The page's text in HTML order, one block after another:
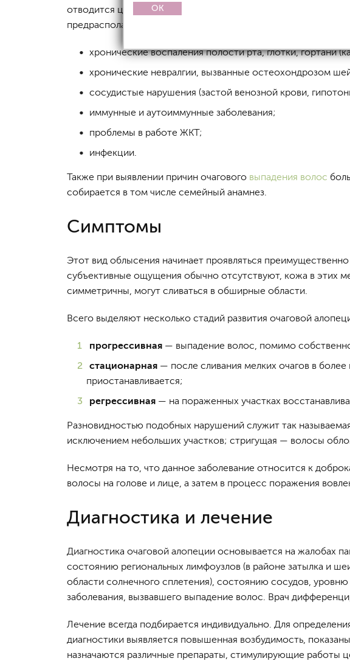
отводится центральной нервной системе, а также разного
предрасполагающих факторов выступают:
хронические воспаления полости рта, глотки, гортани
хронические невралгии, вызванные остеохондрозом
сосудистые нарушения (застой венозной крови,
иммунные и аутоиммунные заболевания;
проблемы в работе ЖКТ;
инфекции.
Также при выявлении причин очагового выпадения волос
собирается в том числе семейный анамнез.
Симптомы
Этот вид облысения начинает проявляться
субъективные ощущения обычно отсутствуют, кожа в этих
симметричны, могут сливаться в обширные области.
Всего выделяют несколько стадий развития очаговой
прогрессивная — выпадение волос, помимо
стационарная — после сливания мелких очагов в
приостанавливается;
регрессивная — на пораженных участках
Разновидностью подобных нарушений служит так
исключением небольших участков; стригущая — волосы
Несмотря на то, что данное заболевание относится к
волосы на голове и лице, а затем в процесс поражения
Диагностика и лечение
Диагностика очаговой алопеции основывается на жалобах
состоянию региональных лимфоузлов (в районе затылка и
области солнечного сплетения), состоянию сосудов,
заболевания, вызвавшего выпадение волос. Врач
Лечение всегда подбирается индивидуально. Для
диагностики выявляется повышенная возбудимость,
назначаются различные препараты, стимулирующие работы
OK